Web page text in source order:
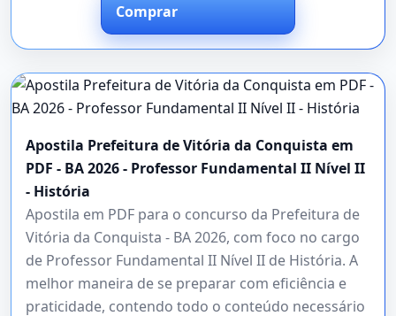
Comprar
Apostila Prefeitura de Vitória da Conquista em
PDF - BA 2026 - Professor Fundamental II Nível II
- História
Apostila em PDF para o concurso da Prefeitura de
Vitória da Conquista - BA 2026, com foco no cargo
de Professor Fundamental II Nível II de História. A
melhor maneira de se preparar com eficiência e
praticidade, contendo todo o conteúdo necessário